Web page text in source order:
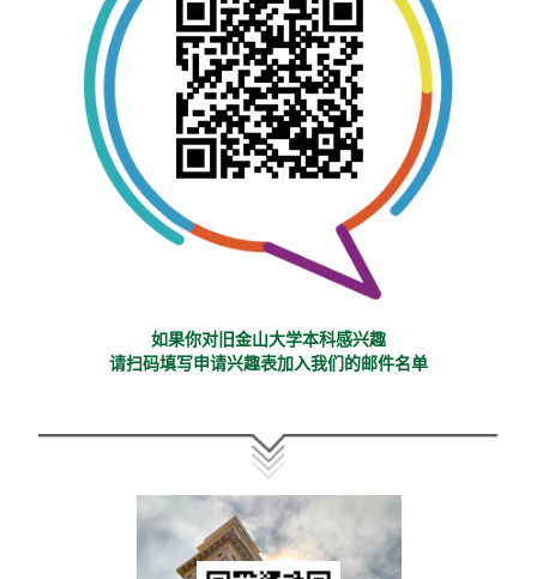
如果你对旧金山大学本科感兴趣
请扫码填写申请兴趣表加入我们的邮件名单